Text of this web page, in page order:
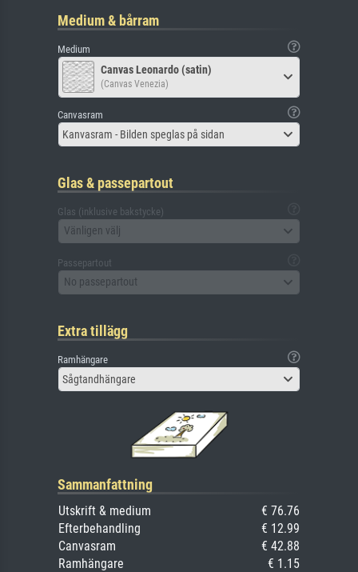
Medium & bårram
Medium
Canvas Leonardo (satin)
(Canvas Venezia)
Canvasram
Kanvasram - Bilden speglas på sidan
Glas & passepartout
Glas (inklusive bakstycke)
Vänligen välj
Passepartout
No passepartout
Extra tillägg
Ramhängare
Sågtandhängare
Sammanfattning
Utskrift & medium
€ 76.76
Efterbehandling
€ 12.99
Canvasram
€ 42.88
Ramhängare
€ 1.15